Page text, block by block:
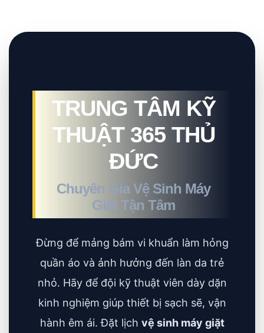
TRUNG TÂM KỸ
THUẬT 365 THỦ
ĐỨC
Chuyên Gia Vệ Sinh Máy
Giặt Tận Tâm
Đừng để mảng bám vi khuẩn làm hỏng
quần áo và ảnh hưởng đến làn da trẻ
nhỏ. Hãy để đội kỹ thuật viên dày dặn
kinh nghiệm giúp thiết bị sạch sẽ, vận
hành êm ái. Đặt lịch vệ sinh máy giặt